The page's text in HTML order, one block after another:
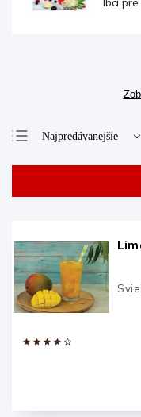
Najpredávanejšie